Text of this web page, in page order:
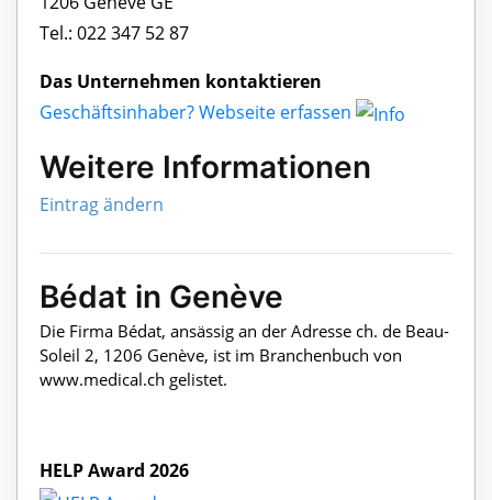
Tel.: 022 347 52 87
Das Unternehmen kontaktieren
Geschäftsinhaber? Webseite erfassen
Weitere Informationen
Eintrag ändern
Bédat in Genève
Die Firma Bédat, ansässig an der Adresse ch. de Beau-
Soleil 2, 1206 Genève, ist im Branchenbuch von
www.medical.ch gelistet.
HELP Award 2026